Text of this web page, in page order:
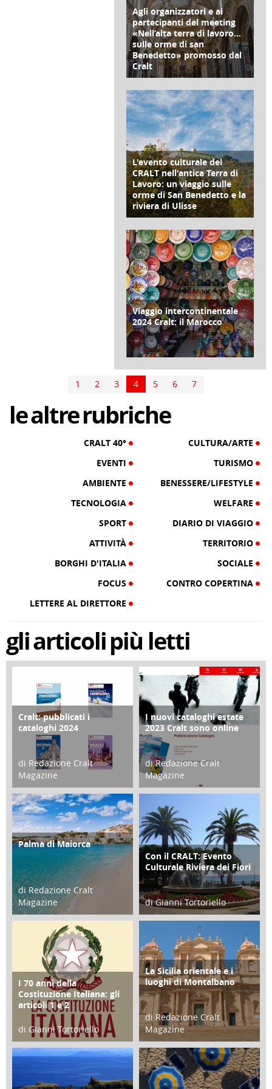
COPERTINA
Agli organizzatori e ai
partecipanti del meeting
«Nell’alta terra di lavoro…
sulle orme di san
Benedetto» promosso dal
Cralt
28 Aprile 2024
COPERTINA
L'evento culturale del
CRALT nell'antica Terra di
Lavoro: un viaggio sulle
orme di San Benedetto e la
riviera di Ulisse
25 Aprile 2024
COPERTINA
Viaggio intercontinentale
2024 Cralt: il Marocco
01 Aprile 2024
1 2 3 4 5 6 7
lealtrerubriche
CRALT 40°
CULTURA/ARTE
EVENTI
TURISMO
AMBIENTE
BENESSERE/LIFESTYLE
TECNOLOGIA
WELFARE
SPORT
DIARIO DI VIAGGIO
ATTIVITÀ
TERRITORIO
BORGHI D'ITALIA
SOCIALE
FOCUS
CONTRO COPERTINA
LETTERE AL DIRETTORE
gliarticolipiù letti
COPERTINA
Cralt: pubblicati i
cataloghi 2024
di Redazione Cralt
Magazine
21 Novembre 2023
CONTRO COPERTINA
I nuovi cataloghi estate
2023 Cralt sono online
di Redazione Cralt
Magazine
07 Marzo 2023
ATTIVITÀ
Palma di Maiorca
di Redazione Cralt
Magazine
25 Giugno 2016
ATTIVITÀ
Con il CRALT: Evento
Culturale Riviera dei Fiori
di Gianni Tortoriello
16 Febbraio 2018
FOCUS
I 70 anni della
Costituzione Italiana: gli
articoli 1 e 2
di Gianni Tortoriello
17 Marzo 2018
ATTIVITÀ
La Sicilia orientale e i
luoghi di Montalbano
di Redazione Cralt
Magazine
01 Febbraio 2018